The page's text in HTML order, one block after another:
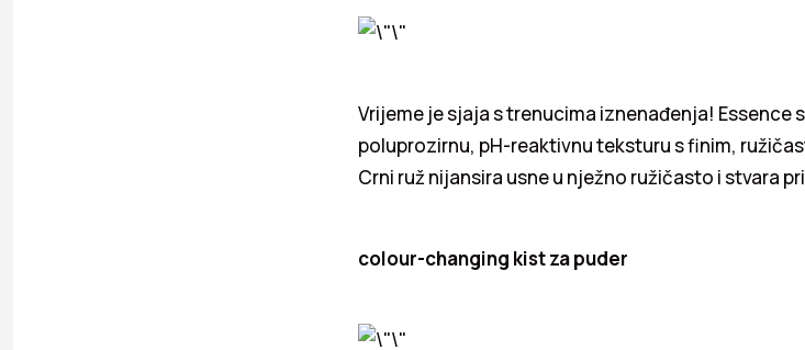
Vrijeme je sjaja s trenucima iznenađenja! Essence
poluprozirnu, pH-reaktivnu teksturu s finim,
Crni ruž nijansira usne u nježno ružičasto i stvara
colour-changing kist za puder